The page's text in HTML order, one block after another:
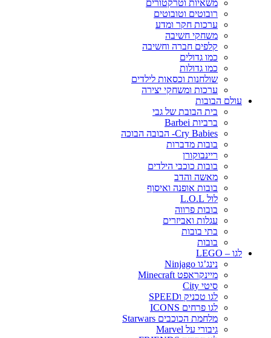
משאיות וטרקטורים
רובוטים וטובוטים
ערכות חקר ומדע
משחקי חשיבה
קלפים חברה וחשיבה
כמו גדולים
כמו גדולות
שולחנות וכסאות לילדים
ערכות ומשחקי יצירה
עולם הבובות
בית הבובת של גבי
ברביות Barbei
Cry Babies- הבובה הבוכה
בובות מדברות
ריינבוקורן
בובות כוכבי הילדים
מאשה והדב
בובות אופנה ואיסוף
לול L.O.L
בובות פרווה
עגלות ואביזרים
בתי בובות
בובות
לגו – LEGO
נינג’גו Ninjago
מיינקראפט Minecraft
סיטי City
לגו טכניק וSPEED
לגו פרחים ICONS
מלחמת הכוכבים Starwars
גיבורי על Marvel